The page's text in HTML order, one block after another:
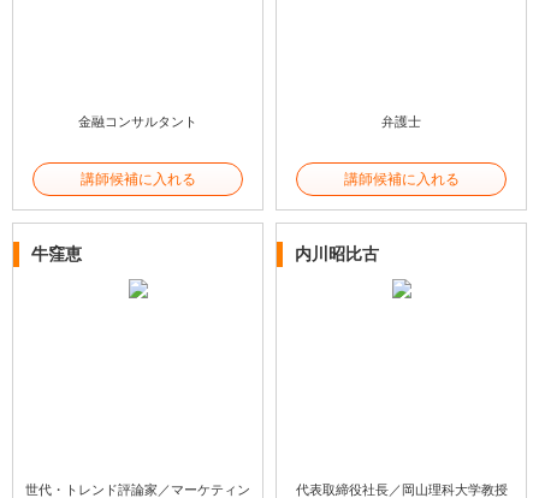
金融コンサルタント
講師候補に入れる
弁護士
講師候補に入れる
牛窪恵
世代・トレンド評論家／マーケティン
内川昭比古
代表取締役社長／岡山理科大学教授